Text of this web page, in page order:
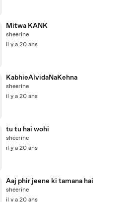
Mitwa KANK
sheerine
il y a 20 ans
KabhieAlvidaNaKehna
sheerine
il y a 20 ans
tu tu hai wohi
sheerine
il y a 20 ans
Aaj phir jeene ki tamana hai
sheerine
il y a 20 ans